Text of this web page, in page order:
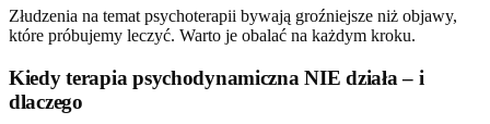
Złudzenia na temat psychoterapii bywają groźniejsze niż objawy,
które próbujemy leczyć. Warto je obalać na każdym kroku.
Kiedy terapia psychodynamiczna NIE działa – i
dlaczego